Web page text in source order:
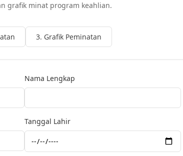
grafik minat program keahlian.
3. Grafik Peminatan
Nama Lengkap
Tanggal Lahir